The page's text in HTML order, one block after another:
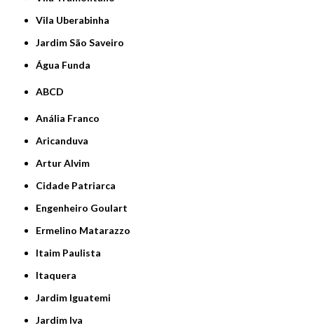
Vila Uberabinha
jardim São Saveiro
Água Funda
ABCD
Anália Franco
Aricanduva
Artur Alvim
Cidade Patriarca
Engenheiro Goulart
Ermelino Matarazzo
Itaim Paulista
Itaquera
Jardim Iguatemi
Jardim Iva